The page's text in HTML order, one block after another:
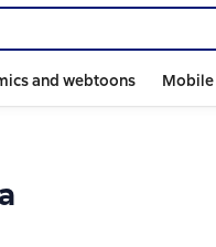
and webtoons